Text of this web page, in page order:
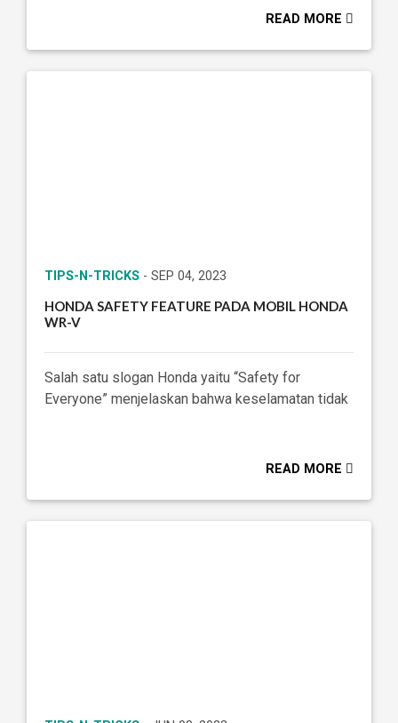
READ MORE
TIPS-N-TRICKS - SEP 04, 2023
HONDA SAFETY FEATURE PADA MOBIL HONDA
WR-V
Salah satu slogan Honda yaitu “Safety for
Everyone” menjelaskan bahwa keselamatan tidak
READ MORE